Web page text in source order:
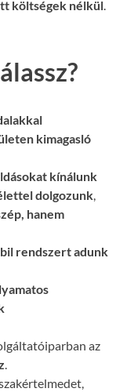
költségek nélkül
kimagasló
kínálunk
dolgozunk,
hanem
rendszert adunk
az
.